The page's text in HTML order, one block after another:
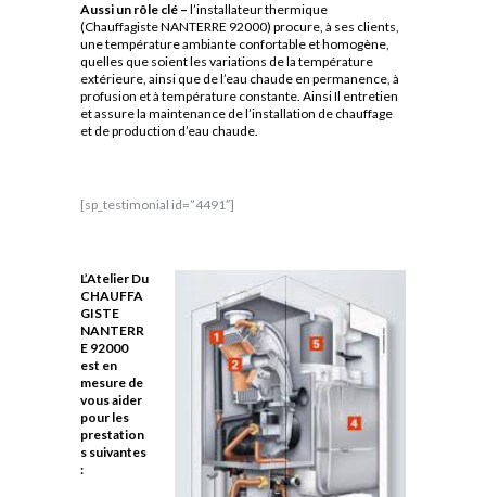
Aussi un rôle clé – l’installateur thermique
(Chauffagiste NANTERRE 92000) procure, à ses clients,
une température ambiante confortable et homogène,
quelles que soient les variations de la température
extérieure, ainsi que de l’eau chaude en permanence, à
profusion et à température constante. Ainsi Il entretien
et assure la maintenance de l’installation de chauffage
et de production d’eau chaude.
[sp_testimonial id=”4491″]
L’Atelier Du
CHAUFFA
GISTE
NANTERR
E 92000
est en
mesure de
vous aider
pour les
prestation
s suivantes
: